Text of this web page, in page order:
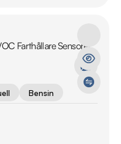
Farthållare Sensorer
Bensin